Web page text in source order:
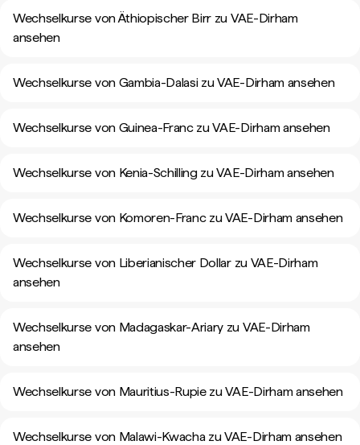
Wechselkurse von Äthiopischer Birr zu VAE-Dirham
ansehen
Wechselkurse von Gambia-Dalasi zu VAE-Dirham ansehen
Wechselkurse von Guinea-Franc zu VAE-Dirham ansehen
Wechselkurse von Kenia-Schilling zu VAE-Dirham ansehen
Wechselkurse von Komoren-Franc zu VAE-Dirham ansehen
Wechselkurse von Liberianischer Dollar zu VAE-Dirham
ansehen
Wechselkurse von Madagaskar-Ariary zu VAE-Dirham
ansehen
Wechselkurse von Mauritius-Rupie zu VAE-Dirham ansehen
Wechselkurse von Malawi-Kwacha zu VAE-Dirham ansehen